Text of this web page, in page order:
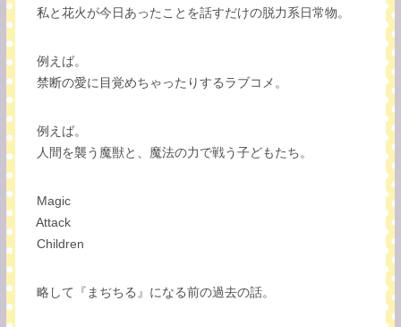
私と花火が今日あったことを話すだけの脱力系日常物。
例えば。
禁断の愛に目覚めちゃったりするラブコメ。
例えば。
人間を襲う魔獣と、魔法の力で戦う子どもたち。
Magic
Attack
Children
略して『まぢちる』になる前の過去の話。